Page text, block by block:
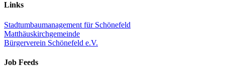
Links
Stadtumbaumanagement für Schönefeld
Matthäuskirchgemeinde
Bürgerverein Schönefeld e.V.
Job Feeds